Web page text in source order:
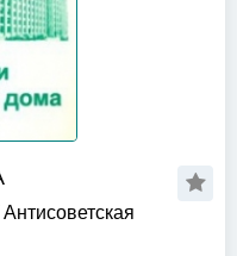
Антисоветская